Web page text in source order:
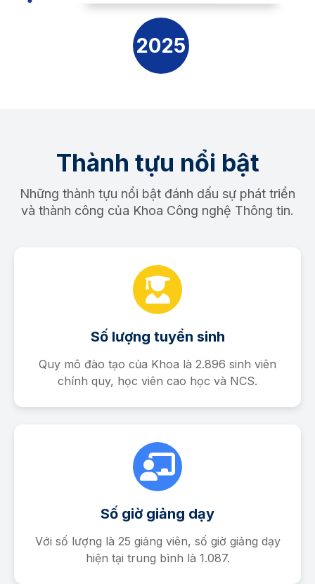
2025
Thành tựu nổi bật
Những thành tựu nổi bật đánh dấu sự phát triển
và thành công của Khoa Công nghệ Thông tin.
Số lượng tuyển sinh
Quy mô đào tạo của Khoa là 2.896 sinh viên
chính quy, học viên cao học và NCS.
Số giờ giảng dạy
Với số lượng là 25 giảng viên, số giờ giảng dạy
hiện tại trung bình là 1.087.